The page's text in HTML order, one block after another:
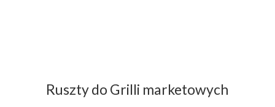
Ruszty do Grilli marketowych